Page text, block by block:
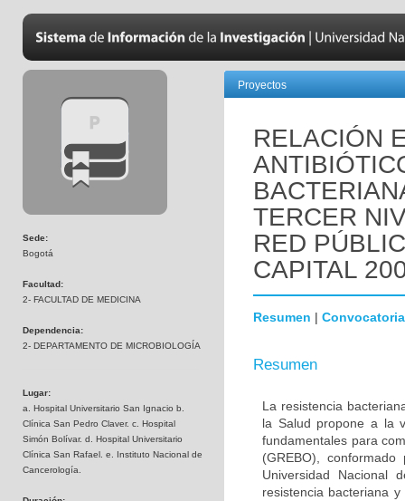
Sede:
Bogotá
Facultad:
2- FACULTAD DE MEDICINA
Dependencia:
2- DEPARTAMENTO DE MICROBIOLOGÍA
Lugar:
a. Hospital Universitario San Ignacio b.
Clínica San Pedro Claver. c. Hospital
Simón Bolívar. d. Hospital Universitario
Clínica San Rafael. e. Instituto Nacional de
Cancerología.
Proyectos
RELACIÓN
TERCER
RED
CAPITAL
Resumen | Convocatoria
Resumen
La resistencia
la Salud propone a la
fundamentales para
(GREBO),
Universidad Nacional
resistencia bacteriana